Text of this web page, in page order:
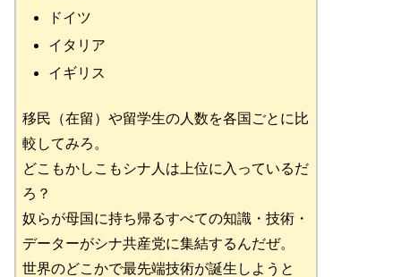
ドイツ
イタリア
イギリス
移民（在留）や留学生の人数を各国ごとに比
較してみろ。
どこもかしこもシナ人は上位に入っているだ
ろ？
奴らが母国に持ち帰るすべての知識・技術・
データーがシナ共産党に集結するんだぜ。
世界のどこかで最先端技術が誕生しようと